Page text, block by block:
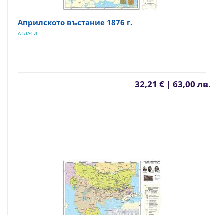
Априлското въстание 1876 г.
АТЛАСИ
32,21 € | 63,00 лв.